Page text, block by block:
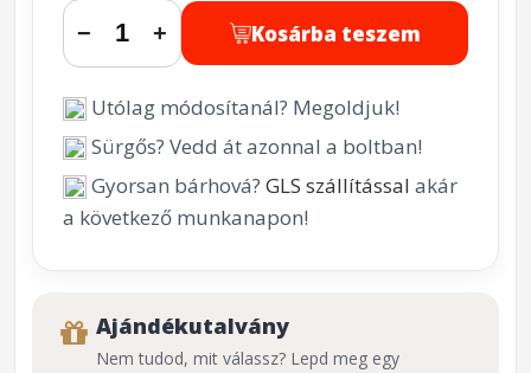
− + Kosárba teszem
Utólag módosítanál? Megoldjuk!
Sürgős? Vedd át azonnal a boltban!
Gyorsan bárhová? GLS szállítással akár
a következő munkanapon!
Ajándékutalvány
Nem tudod, mit válassz? Lepd meg egy